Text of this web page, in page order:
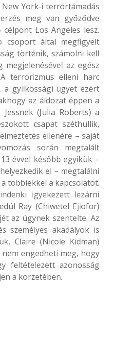
York-i terrortámadás
meg van győződve
Los Angeles lesz.
csoport által megfigyelt
történik, számolni kell
az egész
terrorizmus elleni harc
a gyilkossági ügyet ezért
az áldozat éppen a
(Julia Roberts) a
csapat széthullik,
ellenére – saját
során megtalált
évvel később egyikük –
el – megtalálni
többiekkel a kapcsolatot.
igyekezett lezárni
Ray (Chiwetel Ejiofor)
az ügynek szentelte. Az
személyes akadályok is
Claire (Nicole Kidman)
engedheti meg, hogy
feltételezett azonosság
a körzetében.